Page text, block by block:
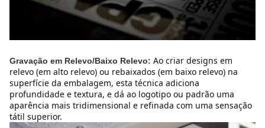
Gravação em Relevo/Baixo Relevo: Ao criar designs em
relevo (em alto relevo) ou rebaixados (em baixo relevo) na
superfície da embalagem, esta técnica adiciona
profundidade e textura, e dá ao logotipo ou padrão uma
aparência mais tridimensional e refinada com uma sensação
tátil superior.